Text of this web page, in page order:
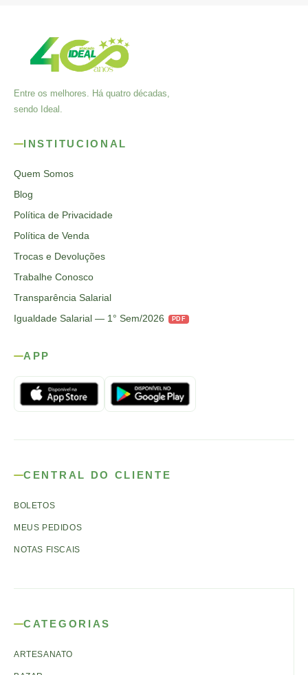
Entre os melhores. Há quatro décadas,
sendo Ideal.
INSTITUCIONAL
Quem Somos
Blog
Política de Privacidade
Política de Venda
Trocas e Devoluções
Trabalhe Conosco
Transparência Salarial
Igualdade Salarial — 1° Sem/2026
PDF
APP
CENTRAL DO CLIENTE
BOLETOS
MEUS PEDIDOS
NOTAS FISCAIS
CATEGORIAS
ARTESANATO